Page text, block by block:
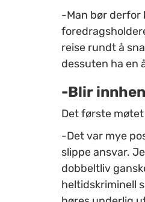
-Man bør derfor
reise rundt å
dessuten ha en
-Blir
Det første
-Det var mye
slippe ansvar.
dobbeltliv
heltidskriminell